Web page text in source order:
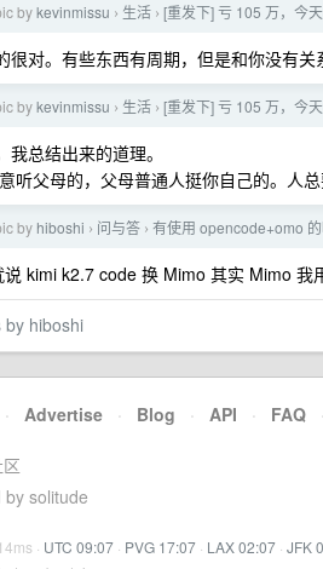
bykevinmissu › 生活 › [重发下] 亏 105 万，今
很对。有些东西有周期，但是和你没有关
bykevinmissu › 生活 › [重发下] 亏 105 万，今
总结出来的道理。
听父母的，父母普通人挺你自己的。人
by hiboshi › 问与答 › 有使用 opencode+omo 的
kimi k2.7 code 换 Mimo 其实 Mimo 我
by hiboshi
· Advertise · Blog · API · FAQ ·
solitude
· UTC 09:07 · PVG 17:07 · LAX 02:07 · JFK